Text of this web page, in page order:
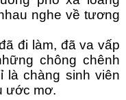
nghe về tương
đi làm, đã va vấp
chông chênh
là chàng sinh viên
ước mơ.